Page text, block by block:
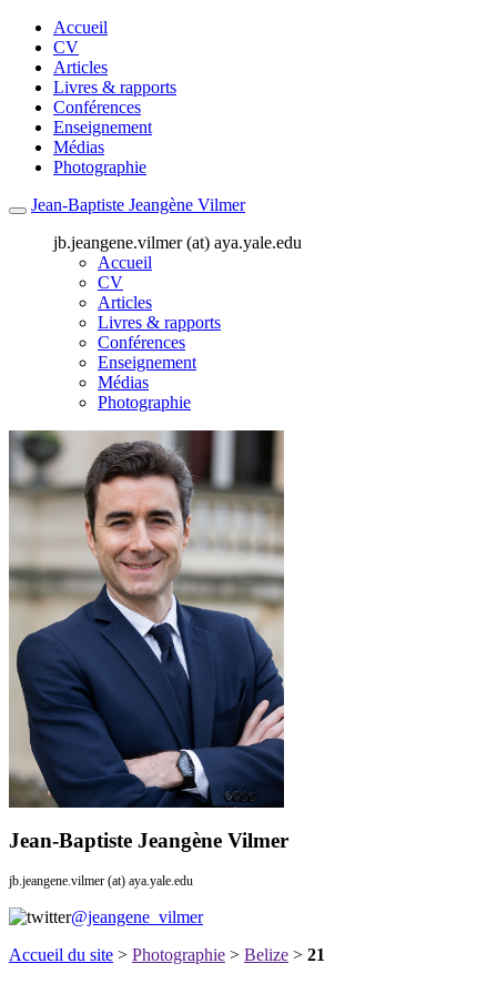
Accueil
CV
Articles
Livres & rapports
Conférences
Enseignement
Médias
Photographie
Jean-Baptiste Jeangène Vilmer
jb.jeangene.vilmer (at) aya.yale.edu
Accueil
CV
Articles
Livres & rapports
Conférences
Enseignement
Médias
Photographie
Jean-Baptiste Jeangène Vilmer
jb.jeangene.vilmer (at) aya.yale.edu
@jeangene_vilmer
Accueil du site > Photographie > Belize > 21